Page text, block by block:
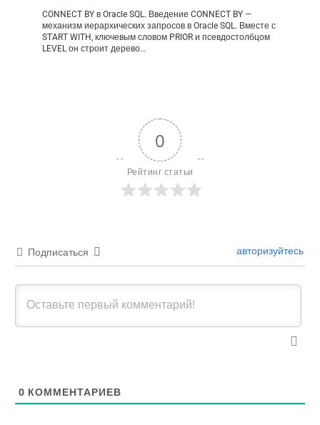
CONNECT BY в Oracle SQL. Введение CONNECT BY —
механизм иерархических запросов в Oracle SQL. Вместе с
START WITH, ключевым словом PRIOR и псевдостолбцом
LEVEL он строит дерево…
0
Рейтинг статьи
Подписаться авторизуйтесь
0 КОММЕНТАРИЕВ